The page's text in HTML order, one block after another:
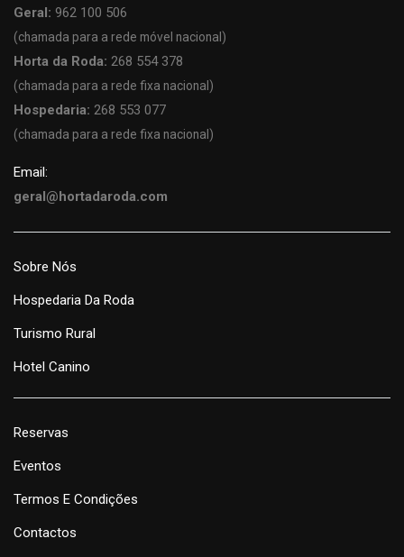
Geral: 962 100 506
(chamada para a rede móvel nacional)
Horta da Roda: 268 554 378
(chamada para a rede fixa nacional)
Hospedaria: 268 553 077
(chamada para a rede fixa nacional)
Email:
geral@hortadaroda.com
Sobre Nós
Hospedaria Da Roda
Turismo Rural
Hotel Canino
Reservas
Eventos
Termos E Condições
Contactos